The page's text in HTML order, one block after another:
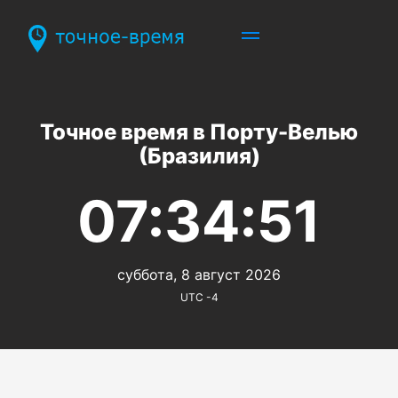
Точное время в Порту-Велью
(Бразилия)
07:34:51
суббота, 8 август 2026
UTC -4